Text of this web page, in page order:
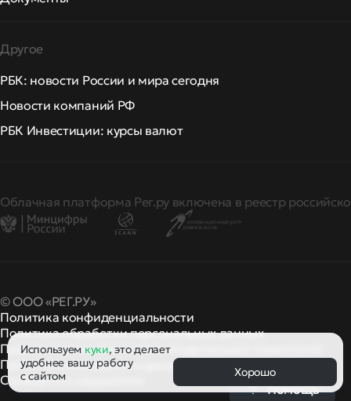
Другое
РБК: новости России и мира сегодня
Новости компаний РФ
РБК Инвестиции: курсы валют
Облачная платформа Рег.ру включена в реестр
© ООО «РЕГ.РУ»
Политика конфиденциальности
Политика обработки персональных данных
Правила применения рекомендательных технологий
Правила пользованияи другие
правила и политики
Сообщить о нарушении
Используем куки, это делает
удобнее вашу работу
с сайтом
Хорошо
Помощь